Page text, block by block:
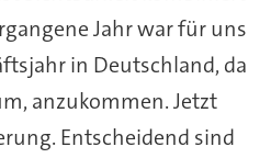
Jahr war für uns
in Deutschland, da
anzukommen. Jetzt
Entscheidend sind